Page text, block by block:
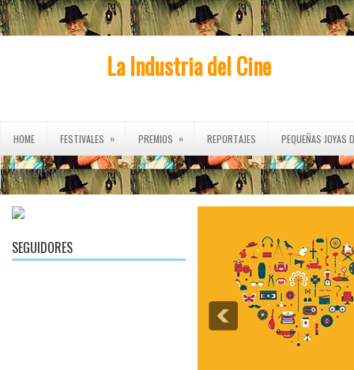
La Industria del Cine
HOME FESTIVALES » PREMIOS » REPORTAJES PEQUEÑAS JOYAS
CINE EN CASA »
SEGUIDORES